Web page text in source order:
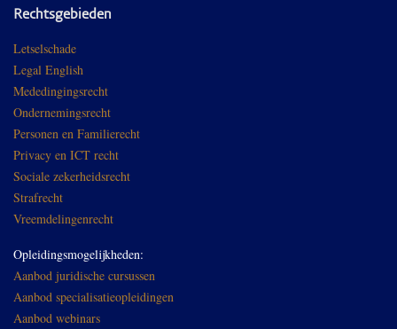
Rechtsgebieden
Letselschade
Legal English
Mededingingsrecht
Ondernemingsrecht
Personen en Familierecht
Privacy en ICT recht
Sociale zekerheidsrecht
Strafrecht
Vreemdelingenrecht
Opleidingsmogelijkheden:
Aanbod juridische cursussen
Aanbod specialisatieopleidingen
Aanbod webinars